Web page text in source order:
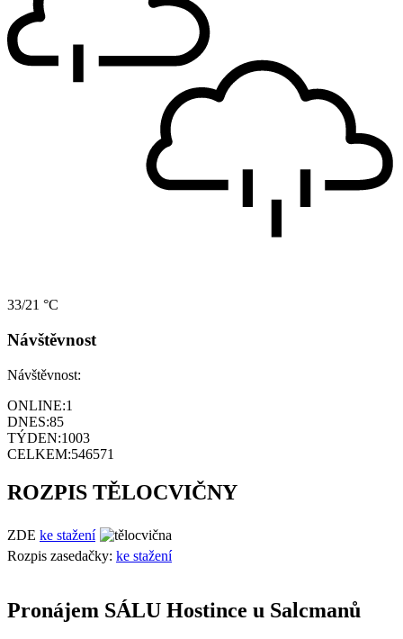
33/21 °C
Návštěvnost
Návštěvnost:
ONLINE:1
DNES:85
TÝDEN:1003
CELKEM:546571
ROZPIS TĚLOCVIČNY
ZDE ke stažení
Rozpis zasedačky: ke stažení
Pronájem SÁLU Hostince u Salcmanů